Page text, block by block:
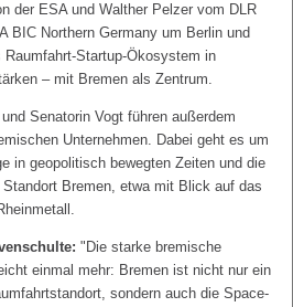
der ESA und Walther Pelzer vom DLR
BIC Northern Germany um Berlin und
Startup-Ökosystem in
– mit Bremen als Zentrum.
Senatorin Vogt führen außerdem
Unternehmen. Dabei geht es um
in geopolitisch bewegten Zeiten und die
Bremen, etwa mit Blick auf das
"Die starke bremische
einmal mehr: Bremen ist nicht nur ein
sondern auch die Space-